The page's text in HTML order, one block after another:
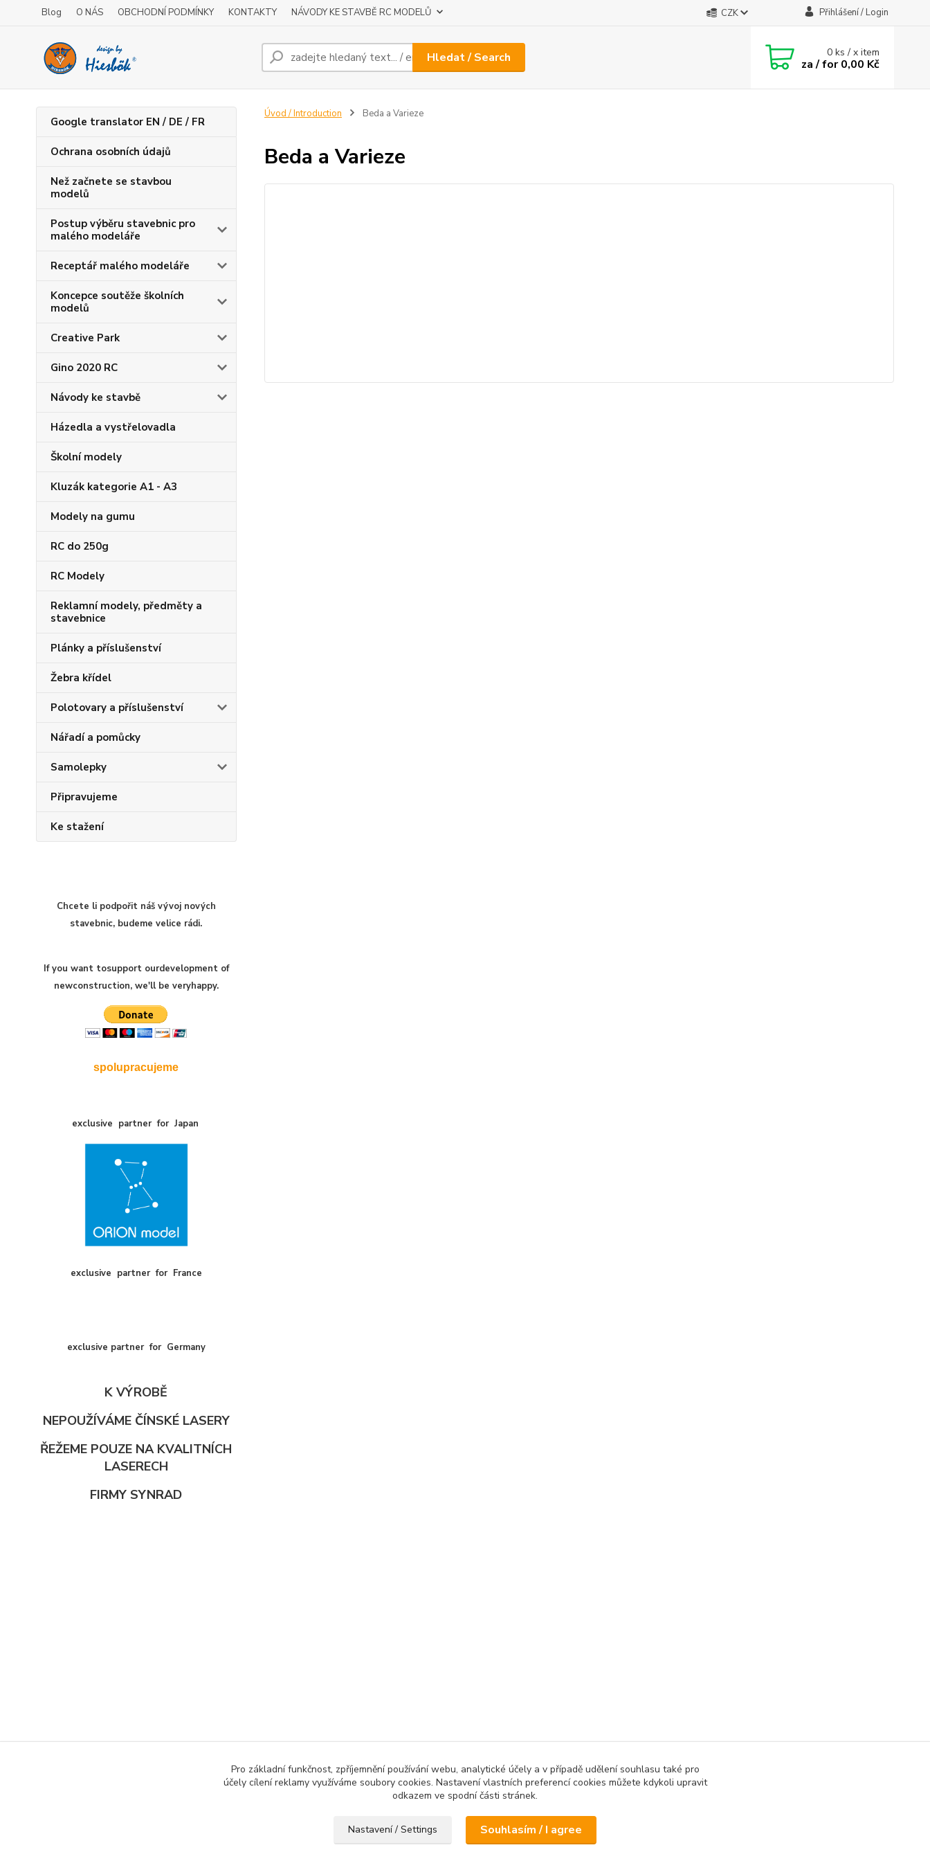
Blog O NÁS OBCHODNÍ PODMÍNKY KONTAKTY NÁVODY KE STAVBĚ RC MODELŮ CZK Přihlášení / Login
Hledat / Search 0ks / x item
za / for0,00 Kč
Google translator EN / DE / FR
Ochrana osobních údajů
Než začnete se stavbou
modelů
Postup výběru stavebnic pro
malého modeláře
Receptář malého modeláře
Koncepce soutěže školních
modelů
Creative Park
Gino 2020 RC
Návody ke stavbě
Házedla a vystřelovadla
Školní modely
Kluzák kategorie A1 - A3
Modely na gumu
RC do 250g
RC Modely
Reklamní modely, předměty a
stavebnice
Plánky a příslušenství
Žebra křídel
Polotovary a příslušenství
Nářadí a pomůcky
Samolepky
Připravujeme
Ke stažení
Chcete li podpořit náš vývoj nových
stavebnic, budeme velice rádi.
If you want tosupport ourdevelopment of
newconstruction, we'll be veryhappy.
spolupracujeme
exclusive partner for Japan
exclusive partner for France
exclusive partner for Germany
K VÝROBĚ
NEPOUŽÍVÁME ČÍNSKÉ LASERY
ŘEŽEME POUZE NA KVALITNÍCH
LASERECH
FIRMY SYNRAD
Úvod / Introduction Beda a Varieze
Beda a Varieze
Pro základní funkčnost, zpříjemnění používání webu, analytické účely a v případě udělení souhlasu také pro
účely cílení reklamy využíváme soubory cookies. Nastavení vlastních preferencí cookies můžete kdykoli upravit
odkazem ve spodní části stránek.
Nastavení / Settings Souhlasím / I agree